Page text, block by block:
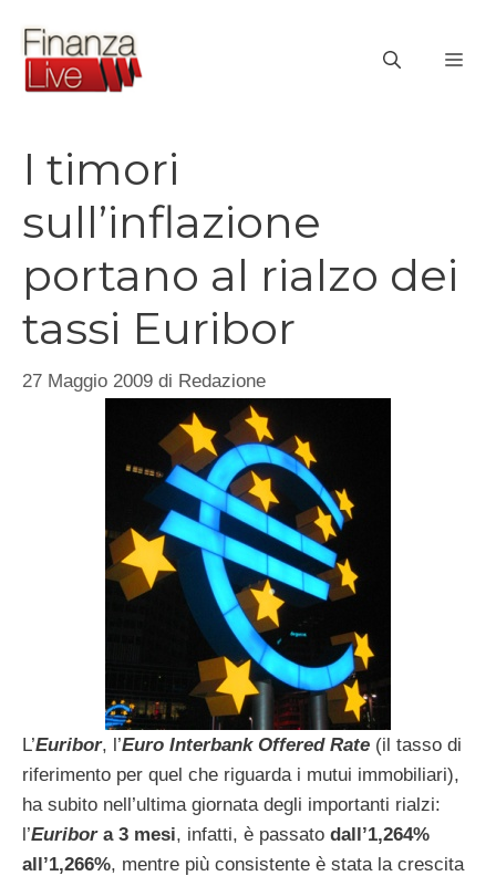
contenuto
I timori
sull’inflazione
portano al rialzo dei
tassi Euribor
27 Maggio 2009 di Redazione
L’Euribor, l’Euro Interbank Offered Rate (il tasso di
riferimento per quel che riguarda i mutui immobiliari),
ha subito nell’ultima giornata degli importanti rialzi:
l’Euribora 3 mesi, infatti, è passato dall’1,264%
all’1,266%, mentre più consistente è stata la crescita